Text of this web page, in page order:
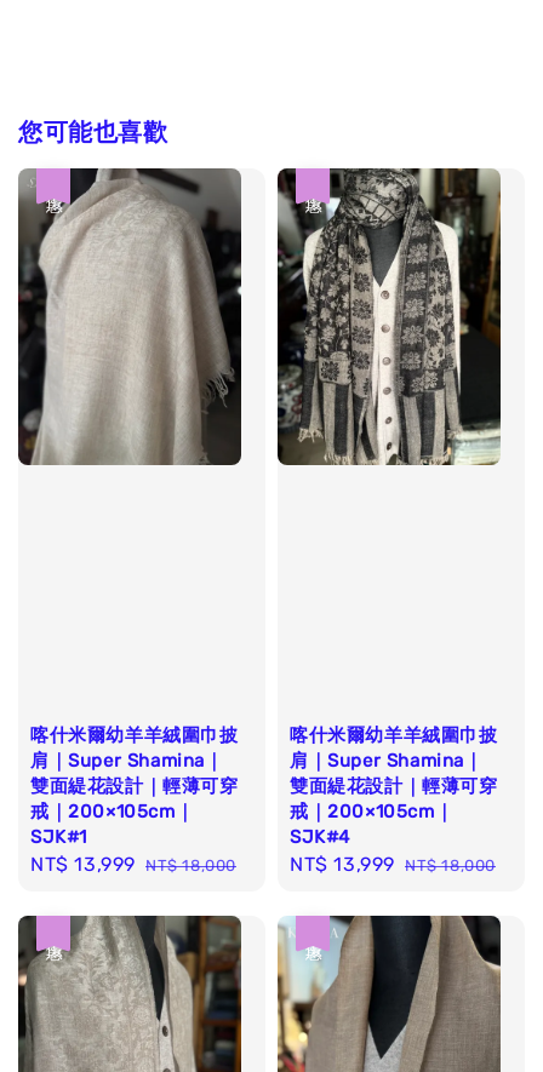
您可能也喜歡
喀什米爾幼羊羊絨圍巾披
肩｜Super Shamina｜
雙面緹花設計｜輕薄可穿
戒｜200×105cm｜
SJK#1
Sale
NT$ 13,999 Regular
NT$ 18,000
喀什米爾幼羊羊絨圍巾披
肩｜Super Shamina｜
雙面緹花設計｜輕薄可穿
戒｜200×105cm｜
SJK#4
Sale
NT$ 13,999 Regular
NT$ 18,000